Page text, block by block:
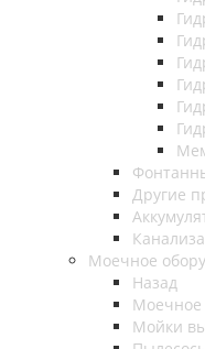
Другие
Моечное
Назад
Моечное
Мойки